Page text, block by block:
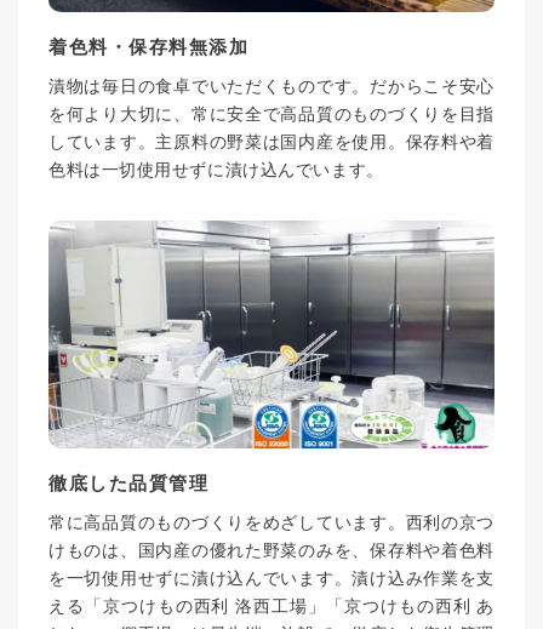
着色料・保存料無添加
漬物は毎日の食卓でいただくものです。だからこそ安心
を何より大切に、常に安全で高品質のものづくりを目指
しています。主原料の野菜は国内産を使用。保存料や着
色料は一切使用せずに漬け込んでいます。
徹底した品質管理
常に高品質のものづくりをめざしています。西利の京つ
けものは、国内産の優れた野菜のみを、保存料や着色料
を一切使用せずに漬け込んでいます。漬け込み作業を支
える「京つけもの西利 洛西工場」「京つけもの西利 あ